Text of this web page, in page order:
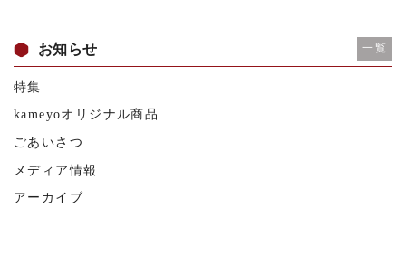
お知らせ 一覧
特集
kameyoオリジナル商品
ごあいさつ
メディア情報
アーカイブ